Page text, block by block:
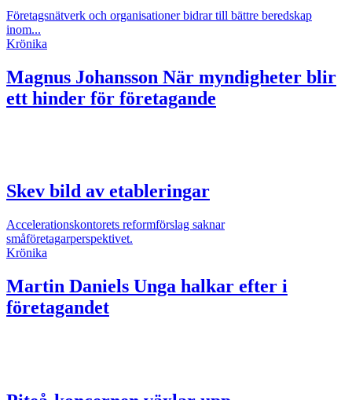
Företagsnätverk och organisationer bidrar till bättre beredskap
inom...
Krönika
Magnus Johansson När myndigheter blir
ett hinder för företagande
Skev bild av etableringar
Accelerationskontorets reformförslag saknar
småföretagarperspektivet.
Krönika
Martin Daniels Unga halkar efter i
företagandet